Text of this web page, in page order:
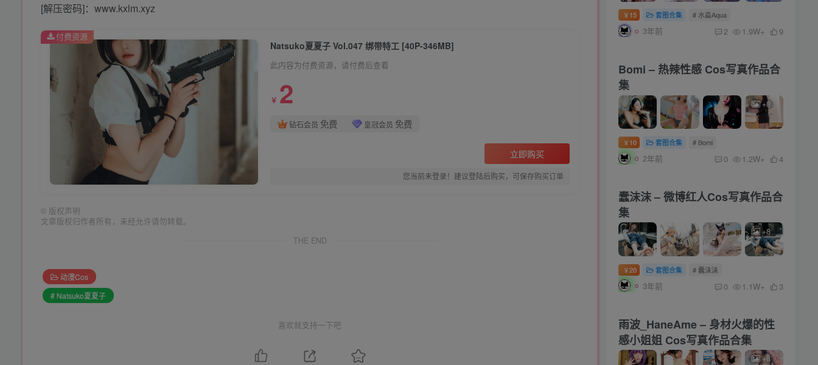
[解压密码]：www.kxlm.xyz
Natsuko夏夏子 Vol.047 绑带特工 [40P-346MB]
此内容为付费资源，请付费后查看
￥ 2
钻石会员 免费 皇冠会员 免费
立即购买
您当前未登录！建议登陆后购买，可保存购买订单
付费资源
© 版权声明
文章版权归作者所有，未经允许请勿转载。
THE END
动漫Cos
# Natsuko夏夏子
喜欢就支持一下吧
￥ 15 套图合集 # 水淼Aqua
3年前 2 1.9W+ 9
Bomi – 热辣性感 Cos写真作品合
集
+8
￥ 10 套图合集 # Bomi
2年前 0 1.2W+ 4
蠢沫沫 – 微博红人Cos写真作品合
集
+8
￥20 套图合集 # 蠢沫沫
3年前 0 1.1W+ 3
雨波_HaneAme – 身材火爆的性
感小姐姐 Cos写真作品合集
+8